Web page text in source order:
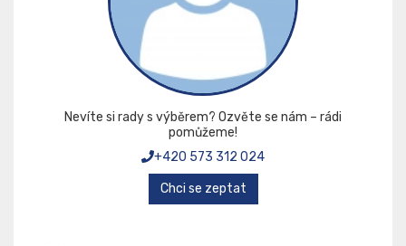
Nevíte si rady s výběrem? Ozvěte se nám – rádi
pomůžeme!
+420 573 312 024
Chci se zeptat